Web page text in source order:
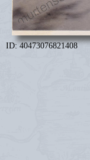
ID: 40473076821408